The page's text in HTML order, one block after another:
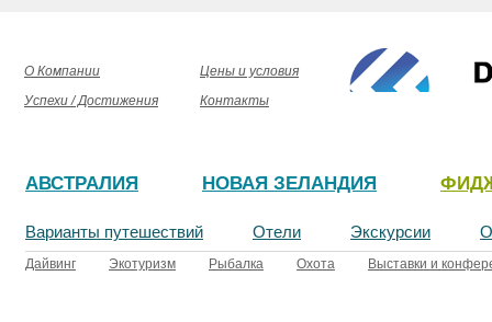
О Компании
Цены и условия
Успехи / Достижения
Контакты
АВСТРАЛИЯ НОВАЯ ЗЕЛАНДИЯ
Варианты путешествий
Дайвинг Экотуризм Рыбалка Охота Выставки и
Отели Экскурсии